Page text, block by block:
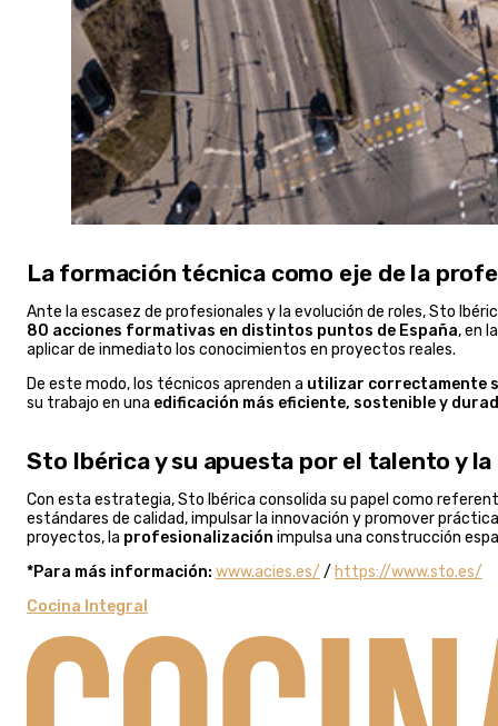
La formación técnica como eje de la
Ante la escasez de profesionales y la evolución de roles, Sto
80 acciones formativas en distintos puntos de España, en
aplicar de inmediato los conocimientos en proyectos reales.
De este modo, los técnicos aprenden a utilizar correctamente
su trabajo en una edificación más eficiente, sostenible y
Sto Ibérica y su apuesta por el talento y
Con esta estrategia, Sto Ibérica consolida su papel como
estándares de calidad, impulsar la innovación y promover
proyectos, la profesionalización impulsa una construcción
*Para más información: www.acies.es/ / https://www.sto.es/
Cocina Integral